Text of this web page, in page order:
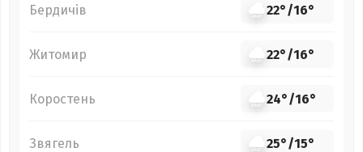
Бердичів 22°/16°
Житомир 22°/16°
Коростень 24°/16°
Звягель 25°/15°